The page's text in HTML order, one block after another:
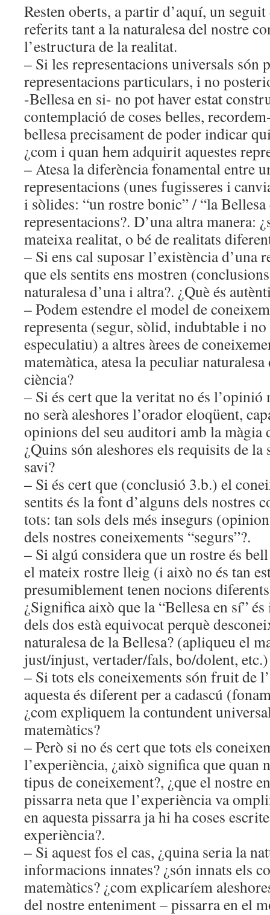
Resten oberts, a partir d’aquí, un
referits tant a la naturalesa del nostre
l’estructura de la realitat.
– Si les representacions universals són
representacions particulars, i no
-Bellesa en si- no pot haver estat
contemplació de coses belles,
bellesa precisament de poder indicar
¿com i quan hem adquirit aquestes
– Atesa la diferència fonamental entre
representacions (unes fugisseres i
i sòlides: “un rostre bonic” / “la Bellesa
representacions?. D’una altra manera:
mateixa realitat, o bé de realitats
– Si ens cal suposar l’existència d’una
que els sentits ens mostren
naturalesa d’una i altra?. ¿Què és
– Podem estendre el model de
representa (segur, sòlid, indubtable i
especulatiu) a altres àrees de
matemàtica, atesa la peculiar naturalesa
ciència?
– Si és cert que la veritat no és l’opinió
no serà aleshores l’orador eloqüent,
opinions del seu auditori amb la màgia
¿Quins són aleshores els requisits de la
savi?
– Si és cert que (conclusió 3.b.) el
sentits és la font d’alguns dels nostres
tots: tan sols dels més insegurs
dels nostres coneixements “segurs”?.
– Si algú considera que un rostre és
el mateix rostre lleig (i això no és tan
presumiblement tenen nocions
¿Significa això que la “Bellesa en sí”
dels dos està equivocat perquè
naturalesa de la Bellesa? (apliqueu el
just/injust, vertader/fals, bo/dolent, etc.)
– Si tots els coneixements són fruit de
aquesta és diferent per a cadascú
¿com expliquem la contundent
matemàtics?
– Però si no és cert que tots els
l’experiència, ¿això significa que quan
tipus de coneixement?, ¿que el nostre
pissarra neta que l’experiència va
en aquesta pissarra ja hi ha coses
experiència?.
– Si aquest fos el cas, ¿quina seria la
informacions innates? ¿són innats els
matemàtics? ¿com explicaríem
del nostre enteniment – pissarra en el